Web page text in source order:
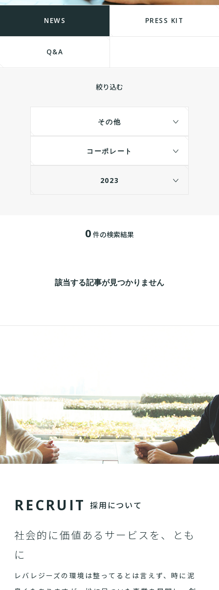
NEWS PRESS KIT
Q&A
絞り込む
その他
コーポレート
2023
0 件の検索結果
該当する記事が見つかりません
RECRU IT 採用について
社会的に価値あるサービスを、とも
に
レバレジーズの環境は整ってるとは言えず、時に泥